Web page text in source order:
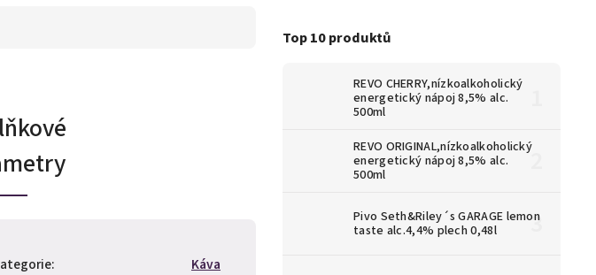
Top 10 produktů
REVO CHERRY,nízkoalkoholický
energetický nápoj 8,5% alc.
500ml
REVO ORIGINAL,nízkoalkoholický
energetický nápoj 8,5% alc.
500ml
Pivo Seth&Riley´s GARAGE lemon
taste alc.4,4% plech 0,48l
: Káva